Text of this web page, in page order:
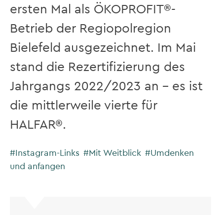
ersten Mal als ÖKOPROFIT®-
Betrieb der Regiopolregion
Bielefeld ausgezeichnet. Im Mai
stand die Rezertifizierung des
Jahrgangs 2022/2023 an – es ist
die mittlerweile vierte für
HALFAR®.
#Instagram-Links #Mit Weitblick #Umdenken
und anfangen